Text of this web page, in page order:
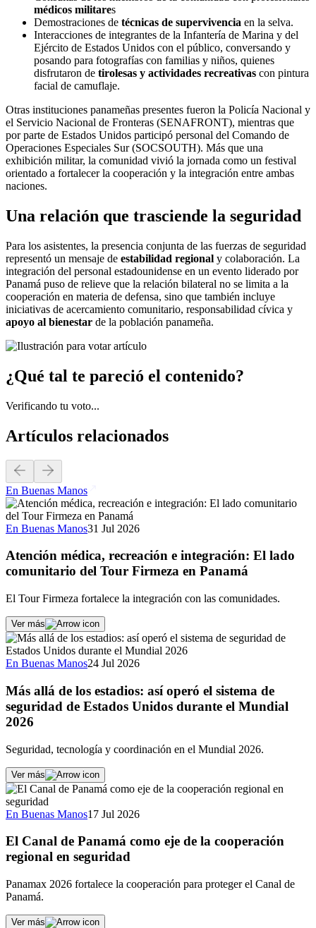
médicos militares
Demostraciones de técnicas de supervivencia en la selva.
Interacciones de integrantes de la Infantería de Marina y del
Ejército de Estados Unidos con el público, conversando y
posando para fotografías con familias y niños, quienes
disfrutaron de tirolesas y actividades recreativas con pintura
facial de camuflaje.
Otras instituciones panameñas presentes fueron la Policía Nacional y
el Servicio Nacional de Fronteras (SENAFRONT), mientras que
por parte de Estados Unidos participó personal del Comando de
Operaciones Especiales Sur (SOCSOUTH). Más que una
exhibición militar, la comunidad vivió la jornada como un festival
orientado a fortalecer la cooperación y la integración entre ambas
naciones.
Una relación que trasciende la seguridad
Para los asistentes, la presencia conjunta de las fuerzas de seguridad
representó un mensaje de estabilidad regional y colaboración. La
integración del personal estadounidense en un evento liderado por
Panamá puso de relieve que la relación bilateral no se limita a la
cooperación en materia de defensa, sino que también incluye
iniciativas de acercamiento comunitario, responsabilidad cívica y
apoyo al bienestar de la población panameña.
¿Qué tal te pareció el contenido?
Verificando tu voto...
Artículos relacionados
En Buenas Manos
En Buenas Manos31 Jul 2026
Atención médica, recreación e integración: El lado
comunitario del Tour Firmeza en Panamá
El Tour Firmeza fortalece la integración con las comunidades.
Ver más
En Buenas Manos24 Jul 2026
Más allá de los estadios: así operó el sistema de
seguridad de Estados Unidos durante el Mundial
2026
Seguridad, tecnología y coordinación en el Mundial 2026.
Ver más
En Buenas Manos17 Jul 2026
El Canal de Panamá como eje de la cooperación
regional en seguridad
Panamax 2026 fortalece la cooperación para proteger el Canal de
Panamá.
Ver más